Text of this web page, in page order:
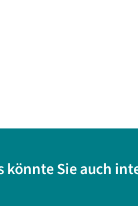
könnte Sie auch